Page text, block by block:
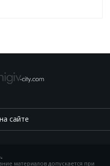
сайте
,.
материалов допускается при